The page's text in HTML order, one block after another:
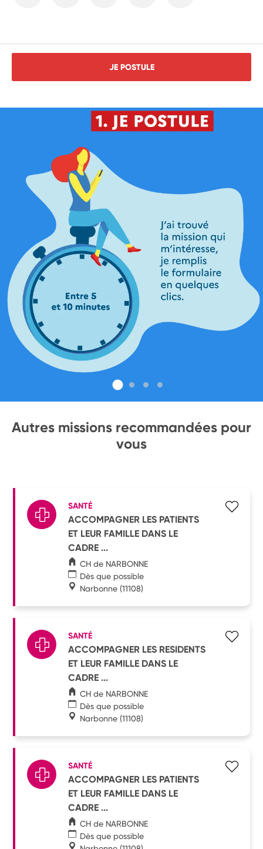
JE POSTULE
Autres missions recommandées pour
vous
SANTÉ
ACCOMPAGNER LES PATIENTS
ET LEUR FAMILLE DANS LE
CADRE ...
CH de NARBONNE
Dès que possible
Narbonne (11108)
SANTÉ
ACCOMPAGNER LES RESIDENTS
ET LEUR FAMILLE DANS LE
CADRE ...
CH de NARBONNE
Dès que possible
Narbonne (11108)
SANTÉ
ACCOMPAGNER LES PATIENTS
ET LEUR FAMILLE DANS LE
CADRE ...
CH de NARBONNE
Dès que possible